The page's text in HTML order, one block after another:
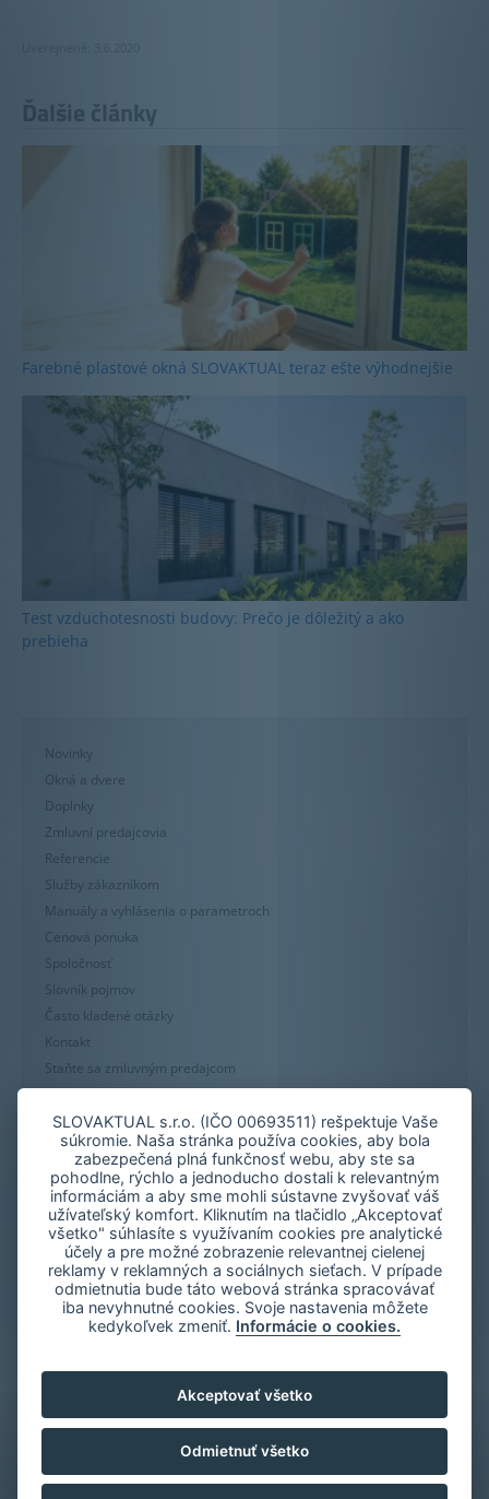
Ďalšie články
Farebné plastové okná SLOVAKTUAL teraz ešte výhodnejšie
Test vzduchotesnosti budovy: Prečo je dôležitý a ako
prebieha
Novinky
Okná a dvere
Doplnky
Zmluvní predajcovia
Referencie
Služby zákazníkom
Manuály a vyhlásenia o parametroch
Cenová ponuka
Spoločnosť
Slovník pojmov
Často kladené otázky
Kontakt
Staňte sa zmluvným predajcom
Mapa stránky
Zásady používania súborov cookie
Nastavenie cookies
Oznámenie nekalých praktík
SLOVAKTUAL s.r.o. (IČO 00693511) rešpektuje Vaše
súkromie. Naša stránka používa cookies, aby bola
zabezpečená plná funkčnosť webu, aby ste sa
pohodlne, rýchlo a jednoducho dostali k relevantným
informáciám a aby sme mohli sústavne zvyšovať váš
užívateľský komfort. Kliknutím na tlačidlo „Akceptovať
všetko" súhlasíte s využívaním cookies pre analytické
účely a pre možné zobrazenie relevantnej cielenej
reklamy v reklamných a sociálnych sieťach. V prípade
odmietnutia bude táto webová stránka spracovávať
iba nevyhnutné cookies. Svoje nastavenia môžete
kedykoľvek zmeniť. Informácie o cookies.
Akceptovať všetko
Odmietnuť všetko